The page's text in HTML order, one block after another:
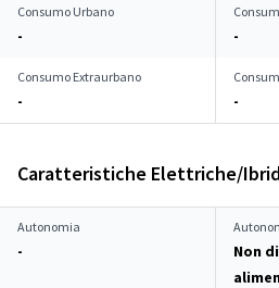
Consumo Urbano
- -
Consumo Extraurbano
- -
Caratteristiche Elettriche/
Autonomia
-
Non